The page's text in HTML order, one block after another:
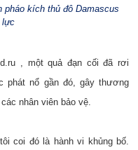
pháo kích thủ đô Damascus
lực
, một quả đạn cối đã rơi
phát nổ gần đó, gây thương
nhân viên bảo vệ.
coi đó là hành vi khủng bố.